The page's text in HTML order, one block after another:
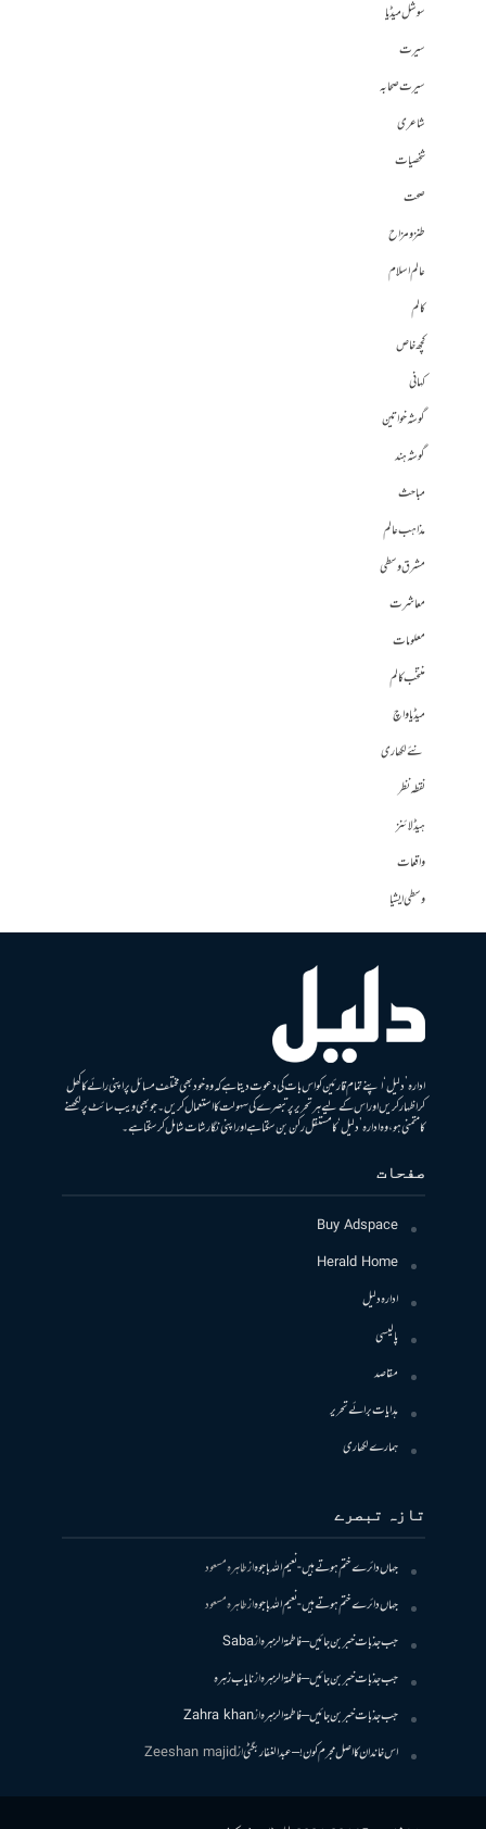
سوشل میڈیا
سیرت
سیرت صحابہ
شاعری
شخصیات
صحت
طنز و مزاح
عالم اسلام
کالم
کچھ خاص
کہانی
گوشہ خواتین
گوشہ ہند
مباحث
مذاہب عالم
مشرق وسطی
معاشرت
معلومات
منتخب کالم
میڈیا واچ
نئے لکھاری
نقطہ نظر
ہیڈلائنز
واقعات
وسطی ایشیا
ادارہ ’دلیل‘ اپنے تمام قارئین کو اس بات کی دعوت دیتا ہے کہ وہ خود بھی مختلف مسائل پر اپنی رائے کا کھل
کر اظہار کریں اور اس کے لیے ہر تحریر پر تبصرے کی سہولت کا استعمال کریں۔ جو بھی ویب سائٹ پر لکھنے
کا متمنی ہو، وہ ادارہ ’دلیل‘ کا مستقل رکن بن سکتا ہے اور اپنی نگارشات شامل کرسکتا ہے۔
صفحات
Buy Adspace
Herald Home
ادارہ دلیل
پالیسی
مقاصد
ہدایات برائے تحریر
ہمارے لکھاری
تازہ تبصرے
جہاں دائرے ختم ہوتے ہیں- نعیم اللہ باجوہازطاہرہ مسعود
جہاں دائرے ختم ہوتے ہیں- نعیم اللہ باجوہازطاہرہ مسعود
جب جذبات خبر بن جائیں – فاطمۃالزہرہازSaba
جب جذبات خبر بن جائیں – فاطمۃالزہرہازنایاب زہرہ
جب جذبات خبر بن جائیں – فاطمۃالزہرہازZahra khan
اس خاندان کا اصل مجرم کون! – عبدالغفار بگٹیازZeeshan majid